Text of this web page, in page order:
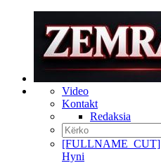
Video
Kontakt
Redaksia
[FULLNAME_CUT]
Hyni